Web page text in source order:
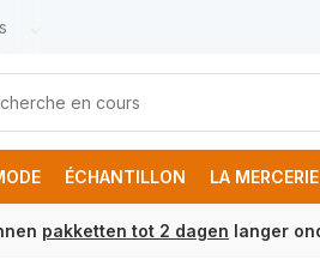
ÉCHANTILLON LA MERCERIE
pakketten tot 2 dagen langer